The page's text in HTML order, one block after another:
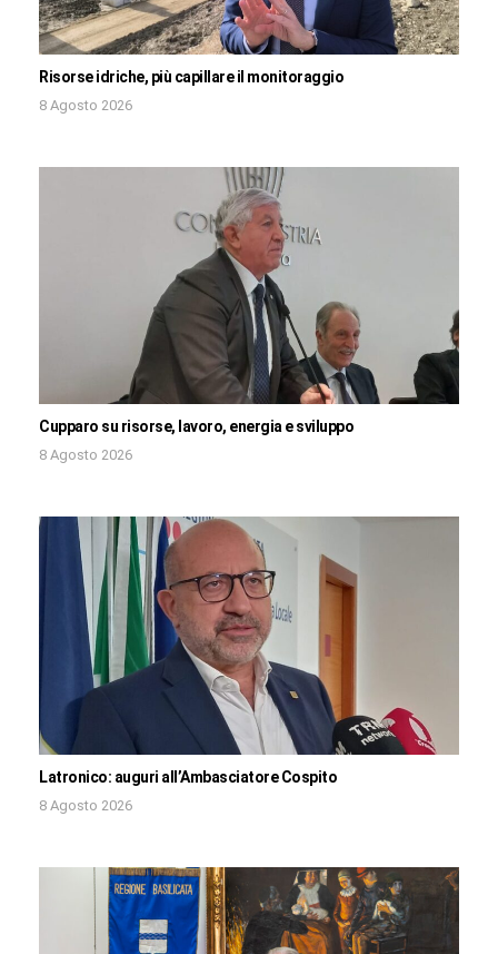
Risorse idriche, più capillare il monitoraggio
8 Agosto 2026
Cupparo su risorse, lavoro, energia e sviluppo
8 Agosto 2026
Latronico: auguri all’Ambasciatore Cospito
8 Agosto 2026